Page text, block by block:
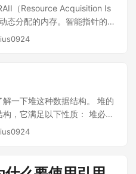
+ 1, 3);
的大小 cout <<
是否为空 cout <<
cout << vec.back() <<
<< vec[2] << endl; cout <<
查索引是否越界，更安全
vec.swap(vec2); // 交换两
数。 int add(int a, int b) {
a, double b) { return a +
b, double c) { return a + b
（Resource Acquisition Is
态分配的内存。智能指针的优
泄漏。 C++11 标准引入了三
所有权的智能指针，它保证
象。 unique_ptr 的创建
int main() { // 使用
up1(new int(10));
// 使用裸指针创建
auto up2 =
一下堆这种数据结构。 堆的
，它满足以下性质： 堆必须
中任意节点的值总是不大于或
子节点的值 所以，如果一个